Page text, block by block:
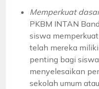
Memperkuat
PKBM INTAN
siswa
telah mereka
penting bagi
menyelesaikan
sekolah umum